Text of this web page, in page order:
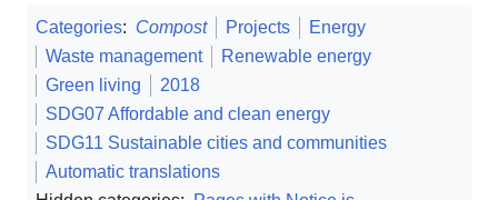
Categories: Compost Projects
Energy
Waste management
Renewable energy
Green living
2018
SDG07 Affordable and clean energy
SDG11 Sustainable cities and communities
Automatic translations